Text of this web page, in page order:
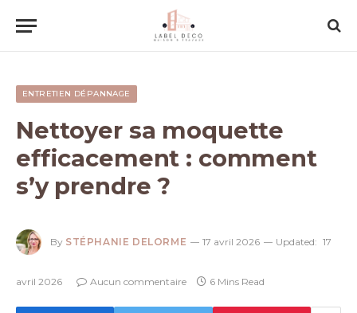
ENTRETIEN DÉPANNAGE
Nettoyer sa moquette
efficacement : comment
s’y prendre ?
By STÉPHANIE DELORME 17 avril 2026 Updated: 17
avril 2026 Aucun commentaire 6 Mins Read